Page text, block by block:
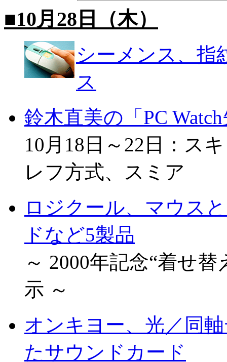
■10月28日（木）
シーメンス、指
ス
鈴木直美の「PC
10月18日～22日：ス
レフ方式、スミア
ロジクール、マウス
ドなど5製品
～ 2000年記念“着せ
示 ～
オンキヨー、光／同
たサウンドカード